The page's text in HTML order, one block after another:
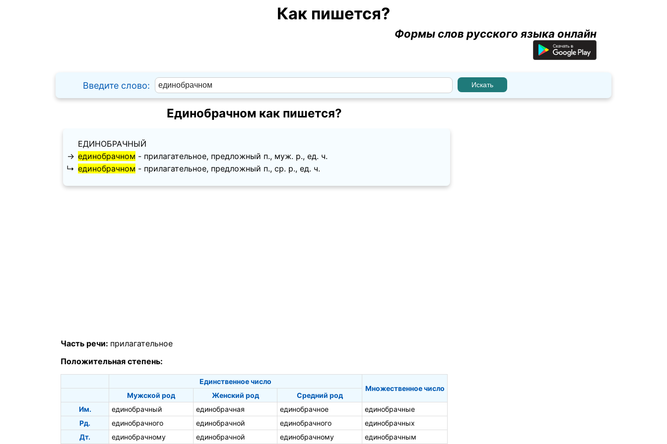
Как пишется?
Формы слов русского языка онлайн
Введите слово:
Единобрачном как пишется?
ЕДИНОБРАЧНЫЙ
→ единобрачном - прилагательное, предложный п., муж. p., ед. ч.
↳ единобрачном - прилагательное, предложный п., ср. p., ед. ч.
Часть речи: прилагательное
Положительная степень:
Единственное число
Множественное число
Мужской род
Женский род
Средний род
Им.
единобрачный единобрачная единобрачное
единобрачные
Рд.
единобрачного единобрачной единобрачного
единобрачных
Дт.
единобрачному единобрачной единобрачному единобрачным